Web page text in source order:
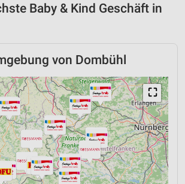
Baby & Kind Geschäft in
von Dombühl
⛶